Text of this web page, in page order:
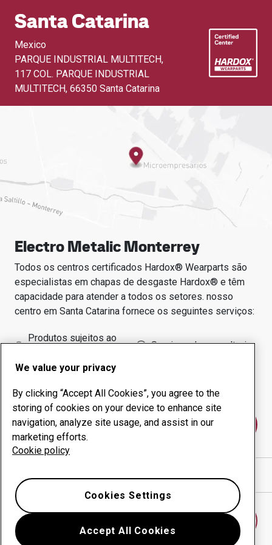
Santa Catarina
Mexico
PARQUE INDUSTRIAL MULTITECH,
117 COL. PARQUE INDUSTRIAL
MULTITECH, 66350 Santa Catarina
Electro Metalic Monterrey
Todos os centros certificados Hardox® Wearparts são
especialistas em chapas de desgaste Hardox® e têm
capacidade para atender a todos os setores. nosso
centro em Santa Catarina fornece os seguintes serviços:
Produtos sujeitos ao
Serviços de consultoria
Administração do tempo
de funcionamento
Fale conosco
We value your privacy
By clicking “Accept All Cookies”, you agree to the
storing of cookies on your device to enhance site
navigation, analyze site usage, and assist in our
marketing efforts.
Cookie policy
Accept All Cookies
Cookies Settings